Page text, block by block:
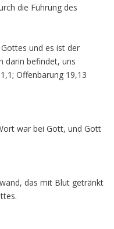
die Führung des
und es ist der
darin befindet, uns
Offenbarung 19,13
war bei Gott, und Gott
das mit Blut getränkt